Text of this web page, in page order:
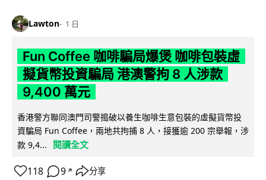
Lawton 1 日
Fun Coffee 咖啡騙局爆煲 咖啡包裝虛
擬貨幣投資騙局 港澳警拘 8 人涉款
9,400 萬元
香港警方聯同澳門司警搗破以養生咖啡生意包裝的虛擬貨幣投
資騙局 Fun Coffee，兩地共拘捕 8 人，接獲逾 200 宗舉報，涉
款 9,4...
閱讀全文
118 9 ↗ 分享